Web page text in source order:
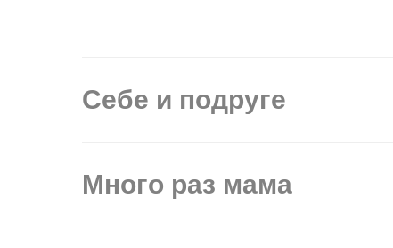
Себе и подруге
Много раз мама